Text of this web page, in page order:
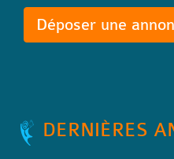
Déposer une
DERNIÈRES